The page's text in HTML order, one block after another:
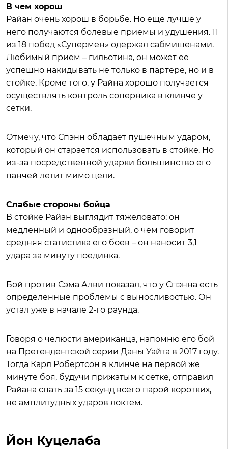
В чем хорош
Райан очень хорош в борьбе. Но еще лучше у
него получаются болевые приемы и удушения. 11
из 18 побед «Супермен» одержал сабмишенами.
Любимый прием – гильотина, он может ее
успешно накидывать не только в партере, но и в
стойке. Кроме того, у Райна хорошо получается
осуществлять контроль соперника в клинче у
сетки.
Отмечу, что Спэнн обладает пушечным ударом,
который он старается использовать в стойке. Но
из-за посредственной ударки большинство его
панчей летит мимо цели.
Слабые стороны бойца
В стойке Райан выглядит тяжеловато: он
медленный и однообразный, о чем говорит
средняя статистика его боев – он наносит 3,1
удара за минуту поединка.
Бой против Сэма Алви показал, что у Спэнна есть
определенные проблемы с выносливостью. Он
устал уже в начале 2-го раунда.
Говоря о челюсти американца, напомню его бой
на Претендентской серии Даны Уайта в 2017 году.
Тогда Карл Робертсон в клинче на первой же
минуте боя, будучи прижатым к сетке, отправил
Райана спать за 15 секунд всего парой коротких,
не амплитудных ударов локтем.
Йон Куцелаба